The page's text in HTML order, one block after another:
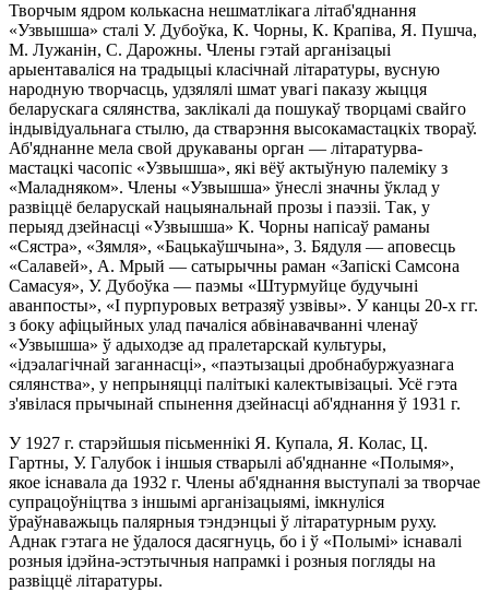
Творчым ядром колькасна нешматлікага літаб'яднання
«Узвышша» сталі У. Дубоўка, К. Чорны, К. Крапіва, Я. Пушча,
М. Лужанін, С. Дарожны. Члены гэтай арганізацыі
арыентаваліся на традыцыі класічнай літаратуры, вусную
народную творчасць, удзялялі шмат увагі паказу жыцця
беларускага сялянства, заклікалі да пошукаў творцамі свайго
індывідуальнага стылю, да стварэння высокамастацкіх твораў.
Аб'яднанне мела свой друкаваны орган — літаратурва-
мастацкі часопіс «Узвышша», які вёў актыўную палеміку з
«Маладняком». Члены «Узвышша» ўнеслі значны ўклад у
развіццё беларускай нацыянальнай прозы і паэзіі. Так, у
перыяд дзейнасці «Узвышша» К. Чорны напісаў раманы
«Сястра», «Зямля», «Бацькаўшчына», 3. Бядуля — аповесць
«Салавей», А. Мрый — сатырычны раман «Запіскі Самсона
Самасуя», У. Дубоўка — паэмы «Штурмуйце будучыні
аванпосты», «I пурпуровых ветразяў узвівы». У канцы 20-х гг.
з боку афіцыйных улад пачаліся абвінавачванні членаў
«Узвышша» ў адыходзе ад пралетарскай культуры,
«ідэалагічнай заганнасці», «паэтызацыі дробнабуржуазнага
сялянства», у непрыняцці палітыкі калектывізацыі. Усё гэта
з'явілася прычынай спынення дзейнасці аб'яднання ў 1931 г.
У 1927 г. старэйшыя пісьменнікі Я. Купала, Я. Колас, Ц.
Гартны, У. Галубок і іншыя стварылі аб'яднанне «Полымя»,
якое існавала да 1932 г. Члены аб'яднання выступалі за творчае
супрацоўніцтва з іншымі арганізацыямі, імкнуліся
ўраўнаважыць палярныя тэндэнцыі ў літаратурным руху.
Аднак гэтага не ўдалося дасягнуць, бо і ў «Полымі» існавалі
розныя ідэйна-эстэтычныя напрамкі і розныя погляды на
развіццё літаратуры.